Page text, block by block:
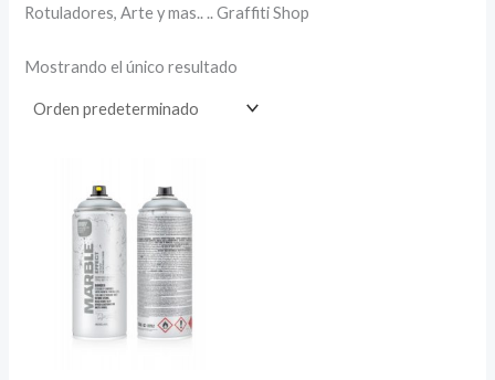
Rotuladores, Arte y mas.. .. Graffiti Shop
Mostrando el único resultado